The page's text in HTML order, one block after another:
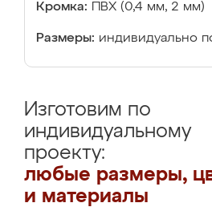
Кромка: ПВХ (0,4 мм, 2 мм)
Размеры: индивидуально
Изготовим по
индивидуальному
проекту:
любые размеры,
и материалы